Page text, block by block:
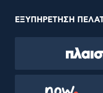
ΕΞΥΠΗΡΕΤΗΣΗ